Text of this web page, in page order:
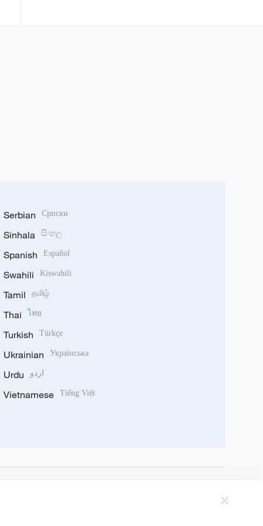
Serbian Српски
Sinhala සිංහල
Spanish Español
Swahili Kiswahili
Tamil தமிழ்
Thai ไทย
Turkish Türkçe
Ukrainian Українська
Urdu اردو
Vietnamese Tiếng Việt